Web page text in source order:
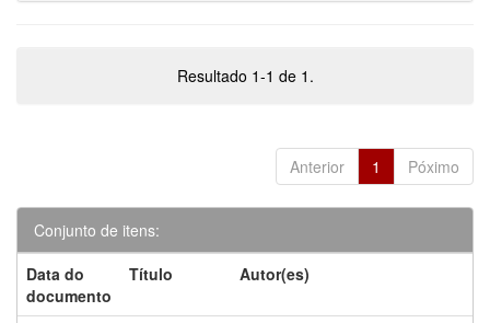
Resultado 1-1 de 1.
Anterior 1 Póximo
Conjunto de itens:
Data do
documento
Título Autor(es)